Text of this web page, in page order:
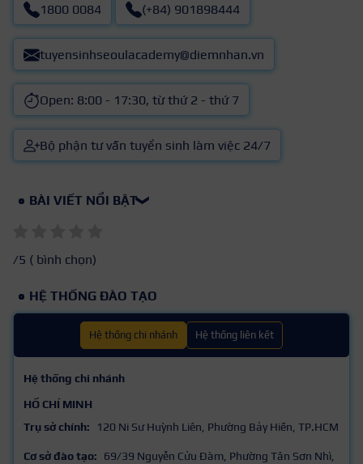
1800 0084 (+84) 901898444
tuyensinhseoulacademy@diemnhan.vn
Open: 8:00 - 17:30, từ thứ 2 - thứ 7
Bộ phận tư vấn tuyển sinh làm việc 24/7
BÀI VIẾT NỔI BẬT❯
/5 ( bình chọn)
HỆ THỐNG ĐÀO TẠO
Hệ thống chi nhánh Hệ thống liên kết
Hệ thống chi nhánh
HỒ CHÍ MINH
Trụ sở chính:
120 Ni Sư Huỳnh Liên, Phường Bảy Hiền, TP.HCM
Cơ sở đào tạo:
69/39 Nguyễn Cửu Đàm, Phường Tân Sơn Nhì,